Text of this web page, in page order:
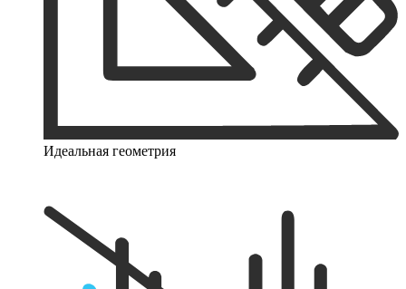
Идеальная геометрия